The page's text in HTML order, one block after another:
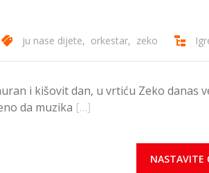
ju nase dijete, orkestar, zeko
i kišovit dan, u vrtiću Zeko danas
da muzika […]
NASTAVITE